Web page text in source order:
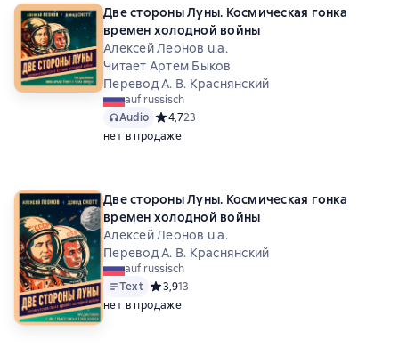
Две стороны Луны. Космическая гонка
времен холодной войны
Алексей Леонов u.a.
Читает Артем Быков
Перевод А. В. Краснянский
auf russisch
Audio Средний рейтинг 4,7 на основе 23 оценок
4,723
нет в продаже
Две стороны Луны. Космическая гонка
времен холодной войны
Алексей Леонов u.a.
Перевод А. В. Краснянский
auf russisch
Text Средний рейтинг 3,9 на основе 13 оценок
3,913
нет в продаже